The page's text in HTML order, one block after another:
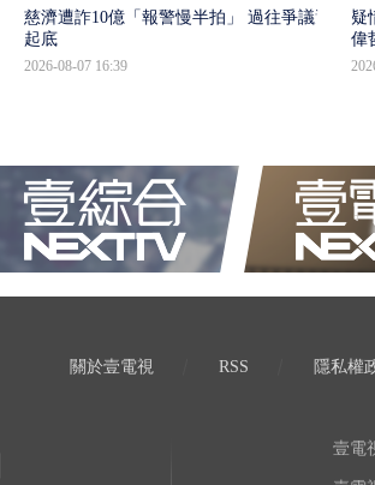
慈濟遭詐10億「報警慢半拍」 過往爭議遭
起底
2026-08-07 16:39
疑
偉
關於壹電視 RSS 隱私權
壹電